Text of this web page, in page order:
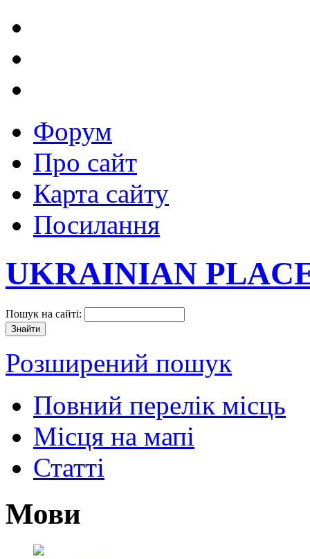
Форум
Про сайт
Карта сайту
Посилання
UKRAINIAN
Пошук на сайті:
Розширений пошук
Повний перелік місць
Місця на мапі
Статті
Мови